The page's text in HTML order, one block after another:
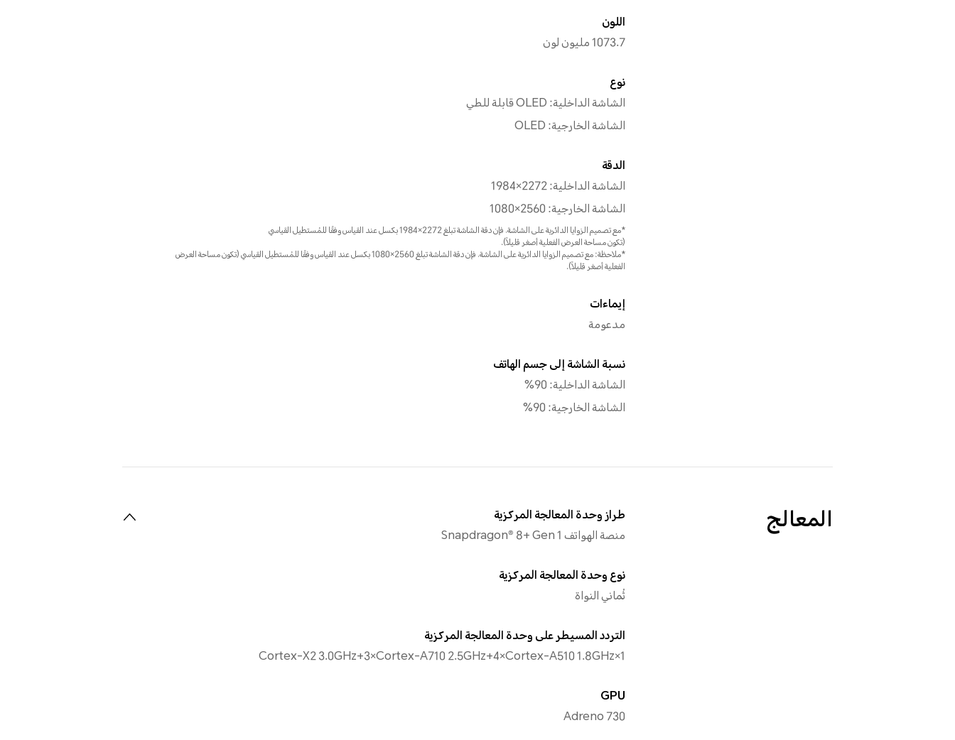
اللون
1073.7 مليون لون
نوع
الشاشة الداخلية: OLED قابلة للطي
الشاشة الخارجية: OLED
الدقة
الشاشة الداخلية: 2272×1984
الشاشة الخارجية: 2560×1080
*مع تصميم الزوايا الدائرية على الشاشة، فإن دقة الشاشة تبلغ 2272×1984 بكسل عند القياس وفقًا للمُستطيل القياسي
(تكون مساحة العرض الفعلية أصغر قليلاً).
*ملاحظة: مع تصميم الزوايا الدائرية على الشاشة، فإن دقة الشاشة تبلغ 2560×1080 بكسل عند القياس وفقًا للمُستطيل القياسي (تكون مساحة العرض
الفعلية أصغر قليلاً).
إيماءات
مدعومة
نسبة الشاشة إلى جسم الهاتف
الشاشة الداخلية: 90%
الشاشة الخارجية: 90%
المعالج
طراز وحدة المعالجة المركزية
منصة الهواتف Snapdragon® 8+ Gen 1
نوع وحدة المعالجة المركزية
ثُماني النواة
التردد المسيطر على وحدة المعالجة المركزية
1×Cortex-X2 3.0GHz+3×Cortex-A710 2.5GHz+4×Cortex-A510 1.8GHz
GPU
Adreno 730